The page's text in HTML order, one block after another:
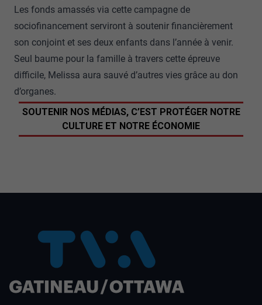
Les fonds amassés via cette campagne de
sociofinancement serviront à soutenir financièrement
son conjoint et ses deux enfants dans l’année à venir.
Seul baume pour la famille à travers cette épreuve
difficile, Melissa aura sauvé d’autres vies grâce au don
d’organes.
SOUTENIR NOS MÉDIAS, C’EST PROTÉGER NOTRE
CULTURE ET NOTRE ÉCONOMIE